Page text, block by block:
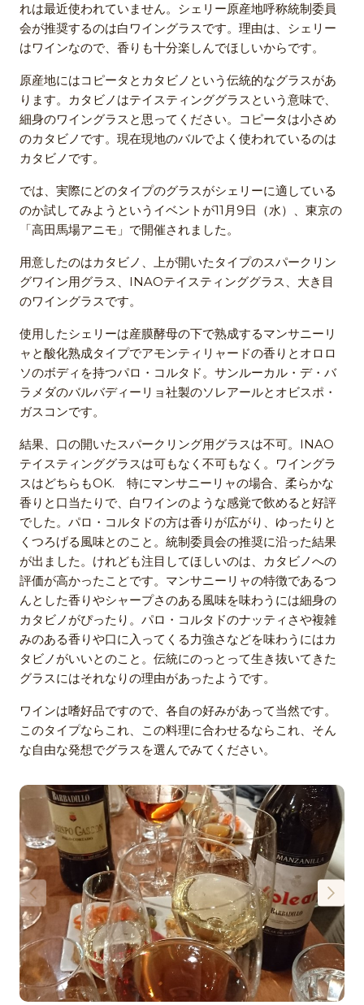
れは最近使われていません。シェリー原産地呼称統制委員
会が推奨するのは白ワイングラスです。理由は、シェリー
はワインなので、香りも十分楽しんでほしいからです。
原産地にはコピータとカタビノという伝統的なグラスがあ
ります。カタビノはテイスティンググラスという意味で、
細身のワイングラスと思ってください。コピータは小さめ
のカタビノです。現在現地のバルでよく使われているのは
カタビノです。
では、実際にどのタイプのグラスがシェリーに適している
のか試してみようというイベントが11月9日（水）、東京の
「高田馬場アニモ」で開催されました。
用意したのはカタビノ、上が開いたタイプのスパークリン
グワイン用グラス、INAOテイスティンググラス、大き目
のワイングラスです。
使用したシェリーは産膜酵母の下で熟成するマンサニーリ
ャと酸化熟成タイプでアモンティリャードの香りとオロロ
ソのボディを持つパロ・コルタド。サンルーカル・デ・バ
ラメダのバルバディーリョ社製のソレアールとオビスポ・
ガスコンです。
結果、口の開いたスパークリング用グラスは不可。INAO
テイスティンググラスは可もなく不可もなく。ワイングラ
スはどちらもOK. 特にマンサニーリャの場合、柔らかな
香りと口当たりで、白ワインのような感覚で飲めると好評
でした。パロ・コルタドの方は香りが広がり、ゆったりと
くつろげる風味とのこと。統制委員会の推奨に沿った結果
が出ました。けれども注目してほしいのは、カタビノへの
評価が高かったことです。マンサニーリャの特徴であるつ
んとした香りやシャープさのある風味を味わうには細身の
カタビノがぴったり。パロ・コルタドのナッティさや複雑
みのある香りや口に入ってくる力強さなどを味わうにはカ
タビノがいいとのこと。伝統にのっとって生き抜いてきた
グラスにはそれなりの理由があったようです。
ワインは嗜好品ですので、各自の好みがあって当然です。
このタイプならこれ、この料理に合わせるならこれ、そん
な自由な発想でグラスを選んでみてください。